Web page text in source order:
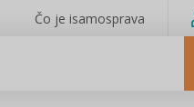
Čo je isamosprava